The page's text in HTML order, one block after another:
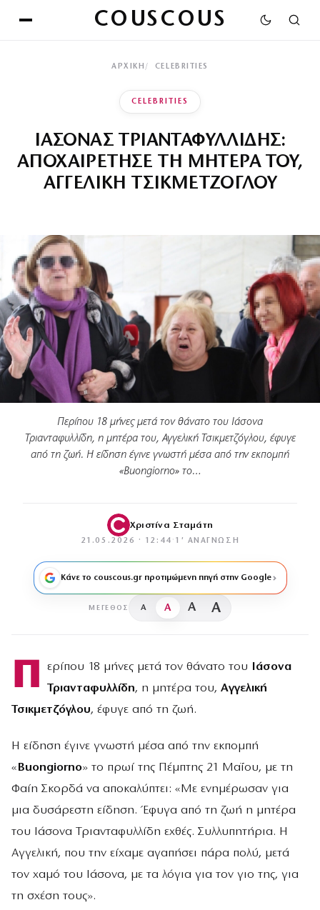
COUSCOUS
ΑΡΧΙΚΉ CELEBRITIES
CELEBRITIES
ΙΑΣΟΝΑΣ ΤΡΙΑΝΤΑΦΥΛΛΙΔΗΣ:
ΑΠΟΧΑΙΡΕΤΗΣΕ ΤΗ ΜΗΤΕΡΑ ΤΟΥ,
ΑΓΓΕΛΙΚΗ ΤΣΙΚΜΕΤΖΟΓΛΟΥ
Περίπου 18 μήνες μετά τον θάνατο του Ιάσονα
Τριανταφυλλίδη, η μητέρα του, Αγγελική Τσικμετζόγλου, έφυγε
από τη ζωή. Η είδηση έγινε γνωστή μέσα από την εκπομπή
«Buongiorno» το…
Χριστίνα Σταμάτη
21.05.2026 · 12:44 · 1′ ΑΝΆΓΝΩΣΗ
Κάνε το couscous.gr προτιμώμενη πηγή στην Google
ΜΈΓΕΘΟΣ A A A A
Π ερίπου 18 μήνες μετά τον θάνατο του
Ιάσονα
Τριανταφυλλίδη, η μητέρα του, Αγγελική
Τσικμετζόγλου, έφυγε από τη ζωή.
Η είδηση έγινε γνωστή μέσα από την εκπομπή
«Buongiorno» το πρωί της Πέμπτης 21 Μαΐου, με τη
Φαίη Σκορδά να αποκαλύπτει: «Με ενημέρωσαν για
μια δυσάρεστη είδηση. Έφυγα από τη ζωή η μητέρα
του Ιάσονα Τριανταφυλλίδη εχθές. Συλλυπητήρια. Η
Αγγελική, που την είχαμε αγαπήσει πάρα πολύ, μετά
τον χαμό του Ιάσονα, με τα λόγια για τον γιο της, για
τη σχέση τους».